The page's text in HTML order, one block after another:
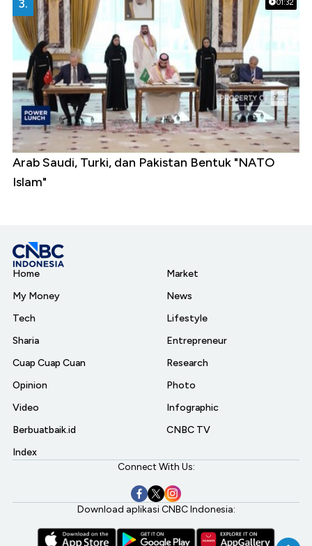
01:32
3.
Arab Saudi, Turki, dan Pakistan Bentuk "NATO
Islam"
Home
My Money
Tech
Sharia
Cuap Cuap Cuan
Opinion
Video
Berbuatbaik.id
Index
Market
News
Lifestyle
Entrepreneur
Research
Photo
Infographic
CNBC TV
Connect With Us:
Download aplikasi CNBC Indonesia: